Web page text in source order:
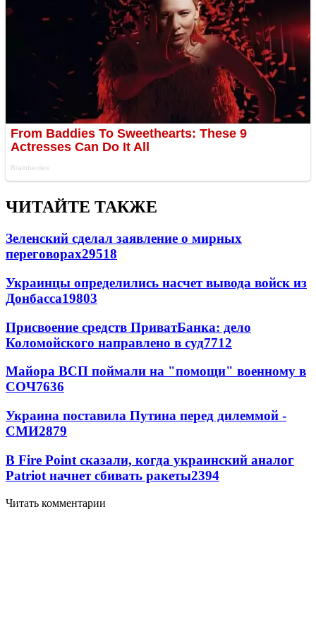
ЧИТАЙТЕ ТАКЖЕ
Зеленский сделал заявление о мирных
переговорах29518
Украинцы определились насчет вывода войск из
Донбасса19803
Присвоение средств ПриватБанка: дело
Коломойского направлено в суд7712
Майора ВСП поймали на "помощи" военному в
СОЧ7636
Украина поставила Путина перед дилеммой -
СМИ2879
В Fire Point сказали, когда украинский аналог
Patriot начнет сбивать ракеты2394
Читать комментарии